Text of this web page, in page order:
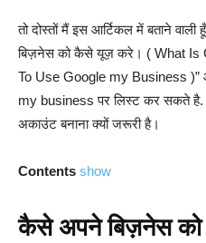
तो दोस्तों मैं इस आर्टिकल में बताने
बिज़नेस को कैसे यूज़ करे। ( What Is
To Use Google my Business
my business पर लिस्ट कर सकते
अकाउंट बनाना क्यों जरूरी है।
Contents show
कैसे अपने बिज़नेस